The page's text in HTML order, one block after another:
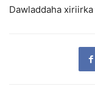
Dawladdaha